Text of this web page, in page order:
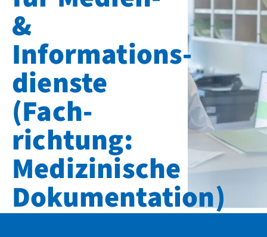
&
Informations­
dienste
(Fach­
richtung:
Medizinische
Dokumentation)